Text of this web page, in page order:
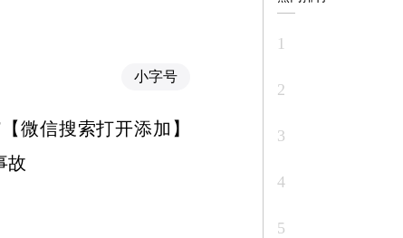
小字号
微信搜索打开添加】
故
1
2
3
4
5